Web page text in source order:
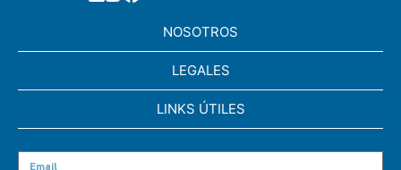
NOSOTROS
LEGALES
LINKS ÚTILES